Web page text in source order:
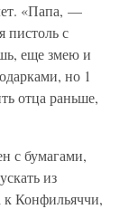
«Папа, —
с
еще змею и
но 1
отца раньше,
с бумагами,
из
Конфильяччи,